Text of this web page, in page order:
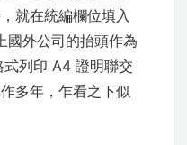
就在統編欄位填入
國外公司的抬頭作為
列印 A4 證明聯交
多年，乍看之下似